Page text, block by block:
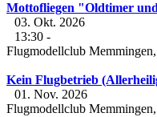
Mottofliegen "Oldtimer
03. Okt. 2026
13:30 -
Flugmodellclub
Kein Flugbetrieb
01. Nov. 2026
Flugmodellclub